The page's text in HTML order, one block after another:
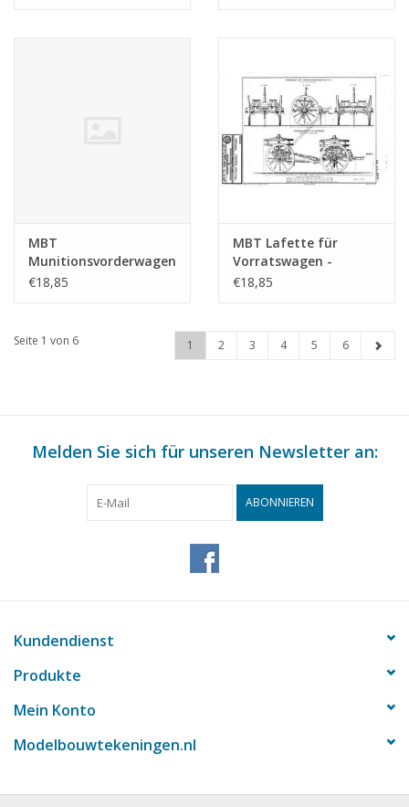
MBT
Munitionsvorderwagen
- Bauzeichnung
€18,85
MBT Lafette für
Vorratswagen -
Bauzeichnung
€18,85
Seite 1 von 6 1 2 3 4 5 6
Melden Sie sich für unseren Newsletter an:
ABONNIEREN
Kundendienst
Produkte
Mein Konto
Modelbouwtekeningen.nl